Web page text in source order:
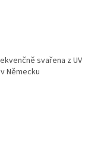
svařena z UV
Německu